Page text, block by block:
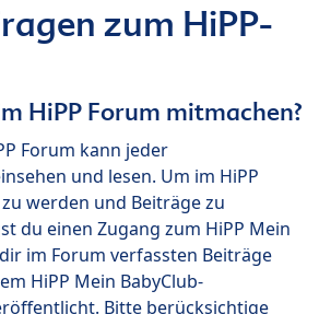
zum HiPP-
HiPP Forum mitmachen?
Forum kann jeder
und lesen. Um im HiPP
werden und Beiträge zu
du einen Zugang zum HiPP Mein
im Forum verfassten Beiträge
HiPP Mein BabyClub-
Bitte berücksichtige